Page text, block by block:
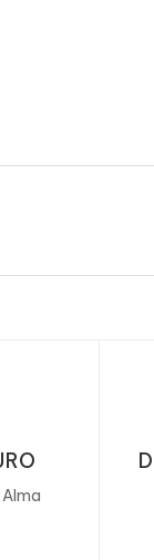
âmbito de um
O consumo
de preferência
num local seco